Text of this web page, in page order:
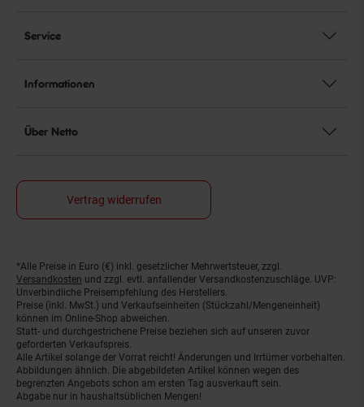
Service
Informationen
Über Netto
Vertrag widerrufen
Fußnoten
*Alle Preise in Euro (€) inkl. gesetzlicher Mehrwertsteuer, zzgl.
Versandkosten und zzgl. evtl. anfallender Versandkostenzuschläge. UVP:
Unverbindliche Preisempfehlung des Herstellers.
Preise (inkl. MwSt.) und Verkaufseinheiten (Stückzahl/Mengeneinheit)
können im Online-Shop abweichen.
Statt- und durchgestrichene Preise beziehen sich auf unseren zuvor
geforderten Verkaufspreis.
Alle Artikel solange der Vorrat reicht! Änderungen und Irrtümer vorbehalten.
Abbildungen ähnlich. Die abgebildeten Artikel können wegen des
begrenzten Angebots schon am ersten Tag ausverkauft sein.
Abgabe nur in haushaltsüblichen Mengen!